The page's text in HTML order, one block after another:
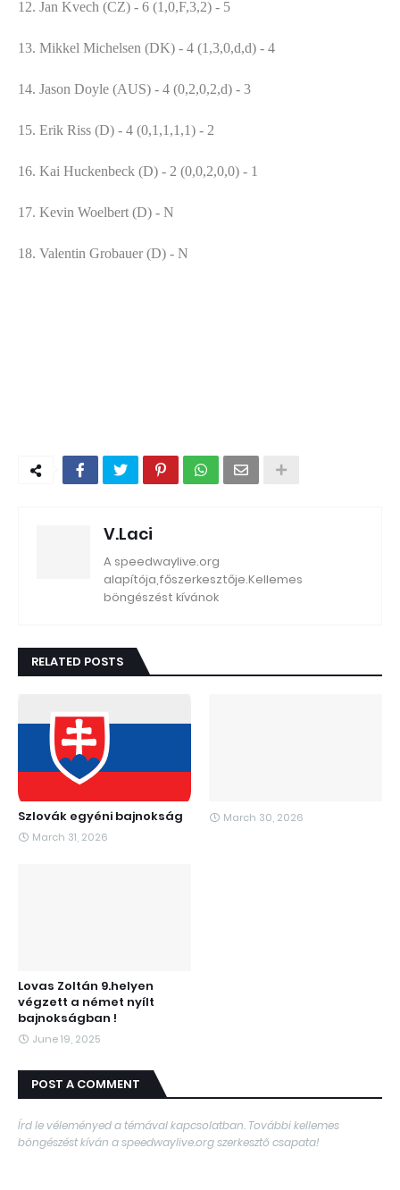
12. Jan Kvech (CZ) - 6 (1,0,F,3,2) - 5
13. Mikkel Michelsen (DK) - 4 (1,3,0,d,d) - 4
14. Jason Doyle (AUS) - 4 (0,2,0,2,d) - 3
15. Erik Riss (D) - 4 (0,1,1,1,1) - 2
16. Kai Huckenbeck (D) - 2 (0,0,2,0,0) - 1
17. Kevin Woelbert (D) - N
18. Valentin Grobauer (D) - N
V.Laci
A speedwaylive.org
alapítója,főszerkesztője.Kellemes
böngészést kívánok
RELATED POSTS
Szlovák egyéni bajnokság
March 31, 2026
March 30, 2026
Lovas Zoltán 9.helyen
végzett a német nyílt
bajnokságban !
June 19, 2025
POST A COMMENT
Írd le véleményed a témával kapcsolatban. További kellemes
böngészést kíván a speedwaylive.org szerkesztő csapata!